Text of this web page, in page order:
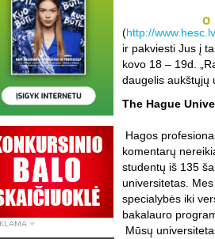
(http://
ir pakviesti Jus į
kovo 18 – 19d.
daugelis aukštųjų
The Hague
Hagos
komentarų
studentų iš 135
universitetas.
specialybės iki
bakalauro
Mūsų